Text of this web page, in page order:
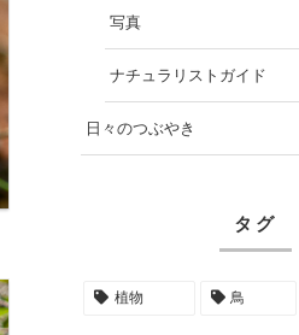
写真
ナチュラリストガイド
日々のつぶやき
タグ
植物 鳥